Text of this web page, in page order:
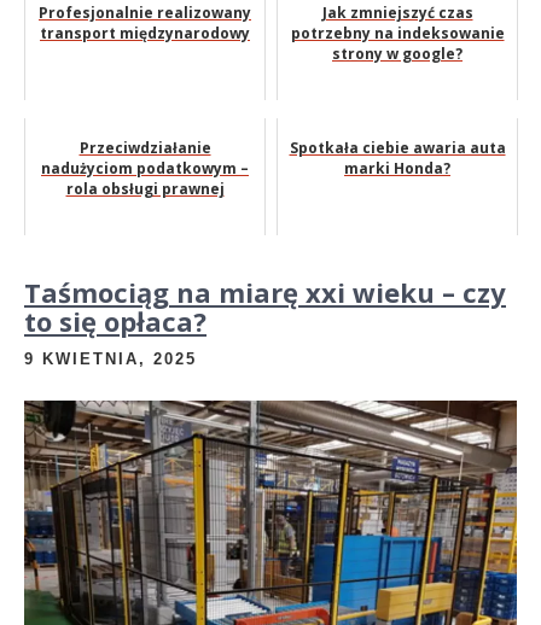
Profesjonalnie realizowany
transport międzynarodowy
Jak zmniejszyć czas
potrzebny na indeksowanie
strony w google?
Przeciwdziałanie
nadużyciom podatkowym –
rola obsługi prawnej
Spotkała ciebie awaria auta
marki Honda?
Taśmociąg na miarę xxi wieku – czy
to się opłaca?
9 KWIETNIA, 2025